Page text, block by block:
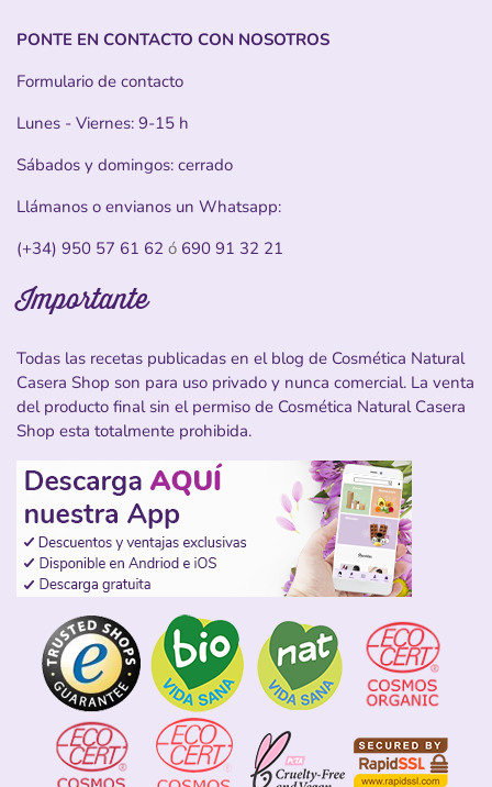
PONTE EN CONTACTO CON NOSOTROS
Formulario de contacto
Lunes - Viernes: 9-15 h
Sábados y domingos: cerrado
Llámanos o envianos un Whatsapp:
(+34) 950 57 61 62 ó 690 91 32 21
Importante
Todas las recetas publicadas en el blog de Cosmética Natural
Casera Shop son para uso privado y nunca comercial. La venta
del producto final sin el permiso de Cosmética Natural Casera
Shop esta totalmente prohibida.